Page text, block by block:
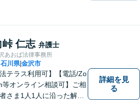
峠 仁志 弁護士
あおば法律事務所
石川県|金沢市
法テラス利用可】【電話/Zo
等オンライン相談可】ご相
さま1人1人に沿った解決
詳細を見
る